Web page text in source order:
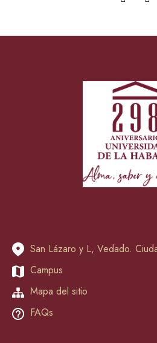
San Lázaro y L, Vedado.
Campus
Mapa del sitio
FAQs